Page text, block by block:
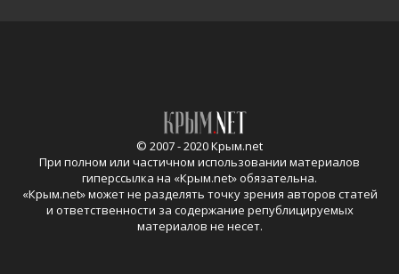
© 2007 - 2020 Крым.net
При полном или частичном использовании материалов
гиперссылка на «Крым.net» обязательна.
«Крым.net» может не разделять точку зрения авторов статей
и ответственности за содержание републицируемых
материалов не несет.